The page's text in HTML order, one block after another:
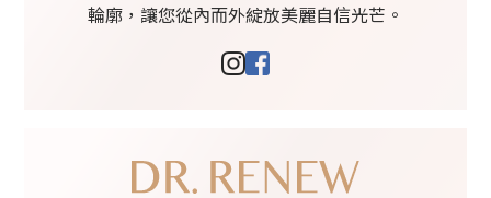
輪廓，讓您從內而外綻放美麗自信光芒。